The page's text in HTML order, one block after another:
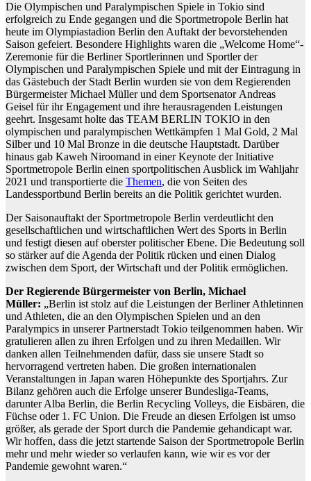
Die Olympischen und Paralympischen Spiele in Tokio sind
erfolgreich zu Ende gegangen und die Sportmetropole Berlin hat
heute im Olympiastadion Berlin den Auftakt der bevorstehenden
Saison gefeiert. Besondere Highlights waren die „Welcome Home“-
Zeremonie für die Berliner Sportlerinnen und Sportler der
Olympischen und Paralympischen Spiele und mit der Eintragung in
das Gästebuch der Stadt Berlin wurden sie von dem Regierenden
Bürgermeister Michael Müller und dem Sportsenator Andreas
Geisel für ihr Engagement und ihre herausragenden Leistungen
geehrt. Insgesamt holte das TEAM BERLIN TOKIO in den
olympischen und paralympischen Wettkämpfen 1 Mal Gold, 2 Mal
Silber und 10 Mal Bronze in die deutsche Hauptstadt. Darüber
hinaus gab Kaweh Niroomand in einer Keynote der Initiative
Sportmetropole Berlin einen sportpolitischen Ausblick im Wahljahr
2021 und transportierte die Themen, die von Seiten des
Landessportbund Berlin bereits an die Politik gerichtet wurden.
Der Saisonauftakt der Sportmetropole Berlin verdeutlicht den
gesellschaftlichen und wirtschaftlichen Wert des Sports in Berlin
und festigt diesen auf oberster politischer Ebene. Die Bedeutung soll
so stärker auf die Agenda der Politik rücken und einen Dialog
zwischen dem Sport, der Wirtschaft und der Politik ermöglichen.
Der Regierende Bürgermeister von Berlin, Michael
Müller: „Berlin ist stolz auf die Leistungen der Berliner Athletinnen
und Athleten, die an den Olympischen Spielen und an den
Paralympics in unserer Partnerstadt Tokio teilgenommen haben. Wir
gratulieren allen zu ihren Erfolgen und zu ihren Medaillen. Wir
danken allen Teilnehmenden dafür, dass sie unsere Stadt so
hervorragend vertreten haben. Die großen internationalen
Veranstaltungen in Japan waren Höhepunkte des Sportjahrs. Zur
Bilanz gehören auch die Erfolge unserer Bundesliga-Teams,
darunter Alba Berlin, die Berlin Recycling Volleys, die Eisbären, die
Füchse oder 1. FC Union. Die Freude an diesen Erfolgen ist umso
größer, als gerade der Sport durch die Pandemie gehandicapt war.
Wir hoffen, dass die jetzt startende Saison der Sportmetropole Berlin
mehr und mehr wieder so verlaufen kann, wie wir es vor der
Pandemie gewohnt waren.“